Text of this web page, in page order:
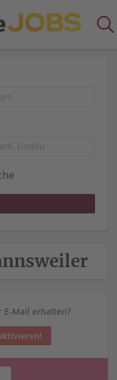
E-Mail erhalten?